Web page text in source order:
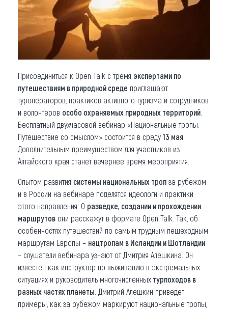
Другие рубрики
Присоединиться к Open Talk с тремя экспертами по
путешествиям в природной среде приглашают
туроператоров, практиков активного туризма и сотрудников
и волонтеров особо охраняемых природных территорий
Бесплатный двухчасовой вебинар «Национальные тропы.
Путешествие со смыслом» состоится в среду 13 мая
Дополнительным преимуществом для участников из
Алтайского края станет вечернее время мероприятия.
Опытом развития системы национальных троп за рубежом
и в России на вебинаре поделятся идеологи и практики
этого направления. О разведке, создании и прохождении
маршрутов они расскажут в формате Open Talk. Так, об
особенностях путешествий по самым трудным пешеходным
маршрутам Европы – нацтропам в Исландии и Шотландии
– слушатели вебинара узнают от Дмитрия Алешкина. Он
известен как инструктор по выживанию в экстремальных
ситуациях и руководитель многочисленных турпоходов в
разных частях планеты . Дмитрий Алешкин приведет
примеры, как за рубежом маркируют национальные тропы,